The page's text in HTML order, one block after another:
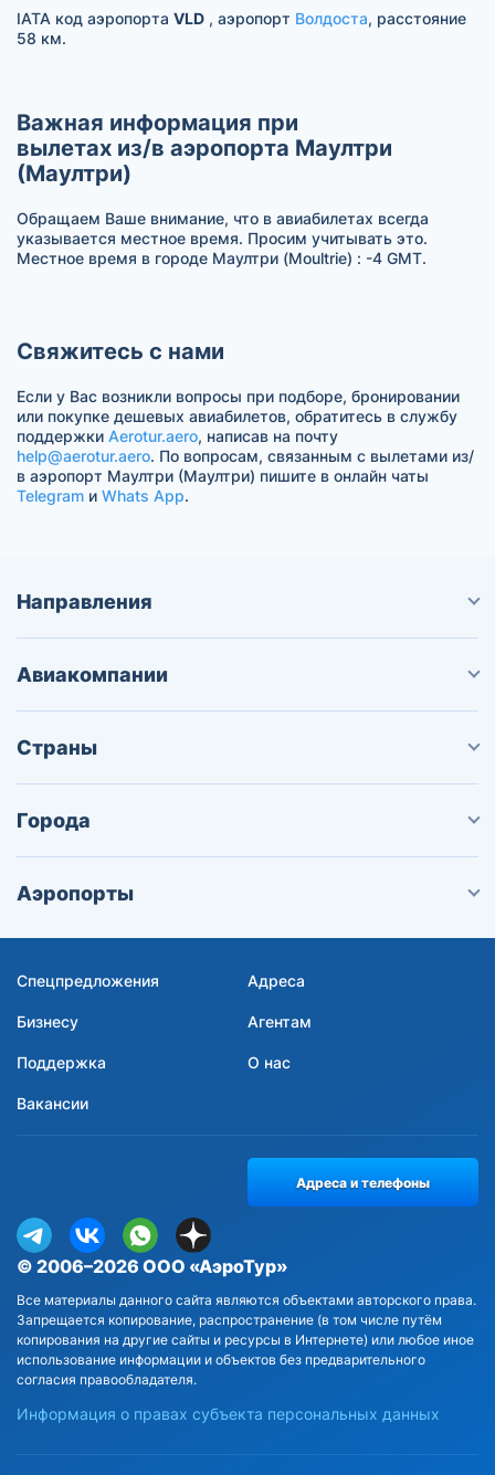
IATA код аэропорта VLD , аэропорт Волдоста, расстояние
58 км.
Важная информация при
вылетах из/в аэропорта Маултри
(Маултри)
Обращаем Ваше внимание, что в авиабилетах всегда
указывается местное время. Просим учитывать это.
Местное время в городе Маултри (Moultrie) : -4 GMT.
Свяжитесь с нами
Если у Вас возникли вопросы при подборе, бронировании
или покупке дешевых авиабилетов, обратитесь в службу
поддержки Aerotur.aero, написав на почту
help@aerotur.aero. По вопросам, связанным с вылетами из/
в аэропорт Маултри (Маултри) пишите в онлайн чаты
Telegram и Whats App.
Направления
Авиакомпании
Страны
Города
Аэропорты
Спецпредложения Адреса
Бизнесу Агентам
Поддержка О нас
Вакансии
© 2006–2026 ООО «АэроТур»
Все материалы данного сайта являются объектами авторского права.
Запрещается копирование, распространение (в том числе путём
копирования на другие сайты и ресурсы в Интернете) или любое иное
использование информации и объектов без предварительного
согласия правообладателя.
Информация о правах субъекта персональных данных
Адреса и телефоны